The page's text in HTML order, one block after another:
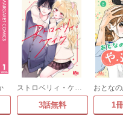
ストロベリィ・ケイク 別マ連載版
3話無料 1